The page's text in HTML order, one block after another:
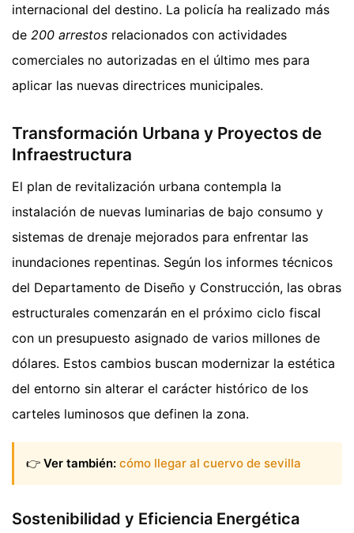
internacional del destino. La policía ha realizado más
de 200 arrestos relacionados con actividades
comerciales no autorizadas en el último mes para
aplicar las nuevas directrices municipales.
Transformación Urbana y Proyectos de
Infraestructura
El plan de revitalización urbana contempla la
instalación de nuevas luminarias de bajo consumo y
sistemas de drenaje mejorados para enfrentar las
inundaciones repentinas. Según los informes técnicos
del Departamento de Diseño y Construcción, las obras
estructurales comenzarán en el próximo ciclo fiscal
con un presupuesto asignado de varios millones de
dólares. Estos cambios buscan modernizar la estética
del entorno sin alterar el carácter histórico de los
carteles luminosos que definen la zona.
👉 Ver también: cómo llegar al cuervo de sevilla
Sostenibilidad y Eficiencia Energética